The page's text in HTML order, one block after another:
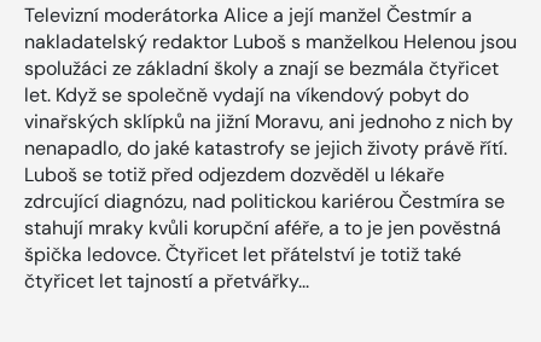
Televizní moderátorka Alice a její manžel Čestmír a
nakladatelský redaktor Luboš s manželkou Helenou jsou
spolužáci ze základní školy a znají se bezmála čtyřicet
let. Když se společně vydají na víkendový pobyt do
vinařských sklípků na jižní Moravu, ani jednoho z nich by
nenapadlo, do jaké katastrofy se jejich životy právě řítí.
Luboš se totiž před odjezdem dozvěděl u lékaře
zdrcující diagnózu, nad politickou kariérou Čestmíra se
stahují mraky kvůli korupční aféře, a to je jen pověstná
špička ledovce. Čtyřicet let přátelství je totiž také
čtyřicet let tajností a přetvářky...